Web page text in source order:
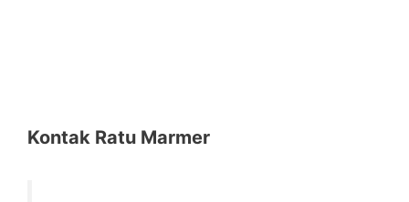
Kontak Ratu Marmer